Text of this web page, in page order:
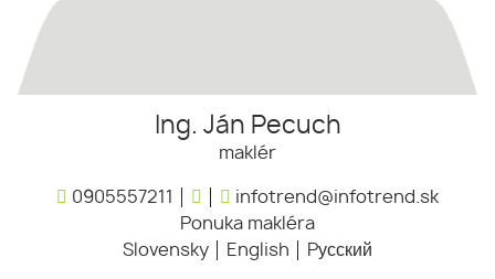
Ing. Ján Pecuch
maklér
0905557211
infotrend@infotrend.sk
Ponuka makléra
Slovensky
English Pусский